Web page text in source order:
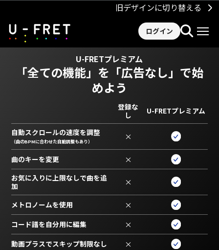
旧デザインに切り替える
ログイン
U-FRETプレミアム
「全ての機能」を 「広告なし」で始
めよう
登録な
し
U-FRETプレミアム
自動スクロールの速度を調整
（曲のBPMに合わせた自動調整もあり） ×
曲のキーを変更 ×
お気に入りに上限なしで曲を追
加
×
メトロノームを使用 ×
コード譜を自分用に編集 ×
動画プラスでスキップ制限なし ×